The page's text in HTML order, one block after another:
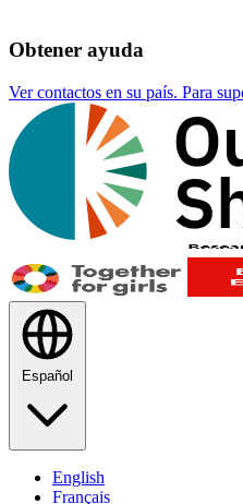
Obtener ayuda
Ver contactos en su país. Para
Español
English
Français